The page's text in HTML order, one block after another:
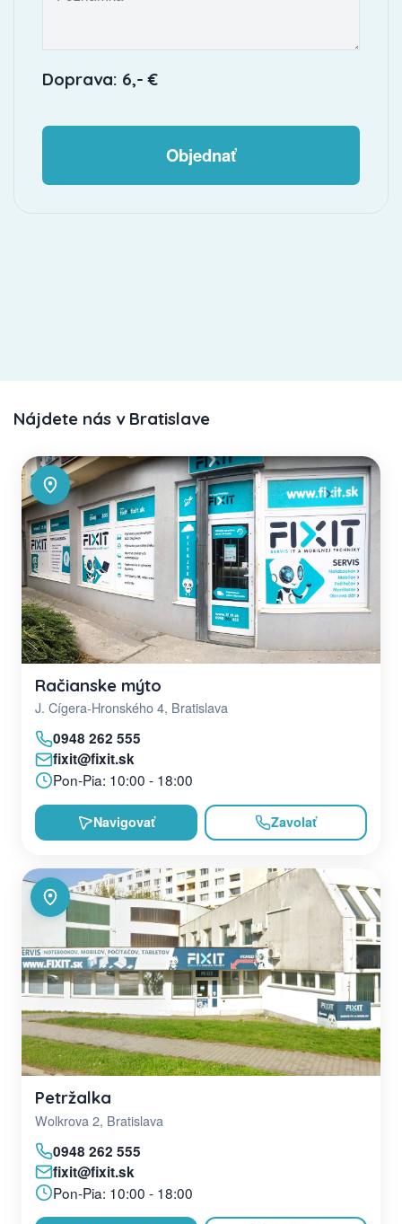
Doprava: 6,- €
Objednať
Nájdete nás v Bratislave
Račianske mýto
J. Cígera-Hronského 4, Bratislava
0948 262 555
fixit@fixit.sk
Pon-Pia: 10:00 - 18:00
Navigovať Zavolať
Petržalka
Wolkrova 2, Bratislava
0948 262 555
fixit@fixit.sk
Pon-Pia: 10:00 - 18:00